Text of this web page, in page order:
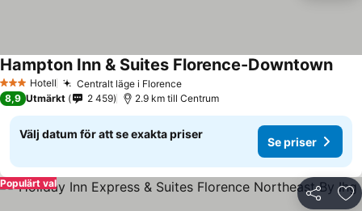
3 StjärnorHotell Centralt läge i Florence
Hampton Inn & Suites Florence-Downtown
8,9 Utmärkt 2 459 2.9 km till Centrum
Välj datum för att se exakta priser
Se priser
Dela
Populärt val